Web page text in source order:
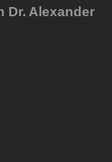
Dr. Alexander